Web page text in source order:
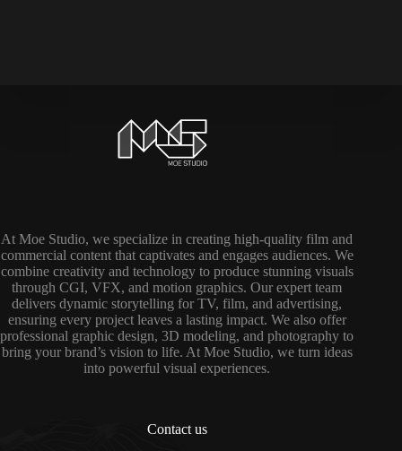
At Moe Studio, we specialize in creating high-quality film and
commercial content that captivates and engages audiences. We
combine creativity and technology to produce stunning visuals
through CGI, VFX, and motion graphics. Our expert team
delivers dynamic storytelling for TV, film, and advertising,
ensuring every project leaves a lasting impact. We also offer
professional graphic design, 3D modeling, and photography to
bring your brand’s vision to life. At Moe Studio, we turn ideas
into powerful visual experiences.
Contact us